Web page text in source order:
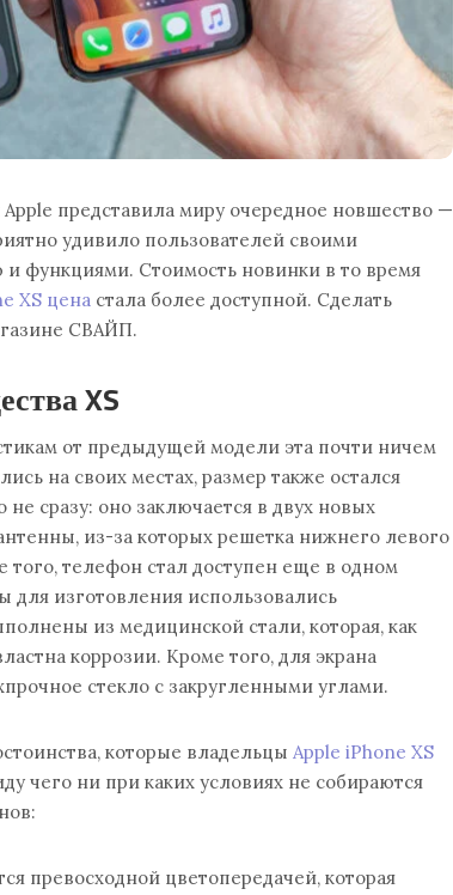
Apple представила миру очередное новшество —
удивило пользователей своими
функциями. Стоимость новинки в то время
XS цена стала более доступной. Сделать
СВАЙП.
XS
от предыдущей модели эта почти ничем
на своих местах, размер также остался
сразу: оно заключается в двух новых
из-за которых решетка нижнего левого
телефон стал доступен еще в одном
изготовления использовались
из медицинской стали, которая, как
коррозии. Кроме того, для экрана
стекло с закругленными углами.
которые владельцы Apple iPhone XS
чего ни при каких условиях не собираются
превосходной цветопередачей, которая